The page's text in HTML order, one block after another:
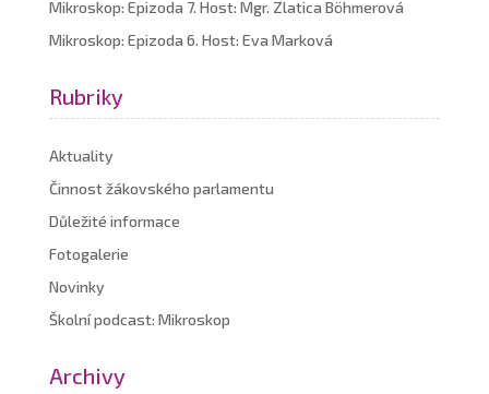
Mikroskop: Epizoda 7. Host: Mgr. Zlatica Böhmerová
Mikroskop: Epizoda 6. Host: Eva Marková
Rubriky
Aktuality
Činnost žákovského parlamentu
Důležité informace
Fotogalerie
Novinky
Školní podcast: Mikroskop
Archivy